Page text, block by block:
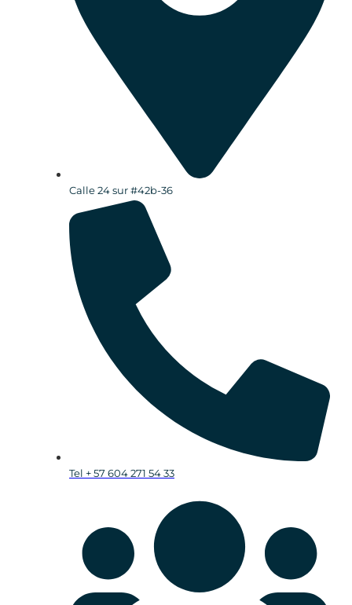
Calle 24 sur #42b-36
Tel + 57 604 271 54 33